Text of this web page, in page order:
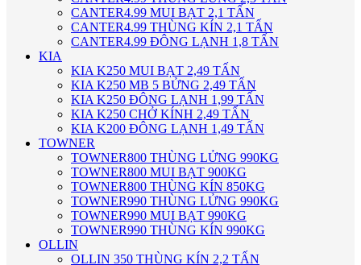
CANTER4.99 MUI BẠT 2,1 TẤN
CANTER4.99 THÙNG KÍN 2,1 TẤN
CANTER4.99 ĐÔNG LẠNH 1,8 TẤN
KIA
KIA K250 MUI BẠT 2,49 TẤN
KIA K250 MB 5 BỬNG 2,49 TẤN
KIA K250 ĐÔNG LẠNH 1,99 TẤN
KIA K250 CHỞ KÍNH 2,49 TẤN
KIA K200 ĐÔNG LẠNH 1,49 TẤN
TOWNER
TOWNER800 THÙNG LỬNG 990KG
TOWNER800 MUI BẠT 900KG
TOWNER800 THÙNG KÍN 850KG
TOWNER990 THÙNG LỬNG 990KG
TOWNER990 MUI BẠT 990KG
TOWNER990 THÙNG KÍN 990KG
OLLIN
OLLIN 350 THÙNG KÍN 2,2 TẤN